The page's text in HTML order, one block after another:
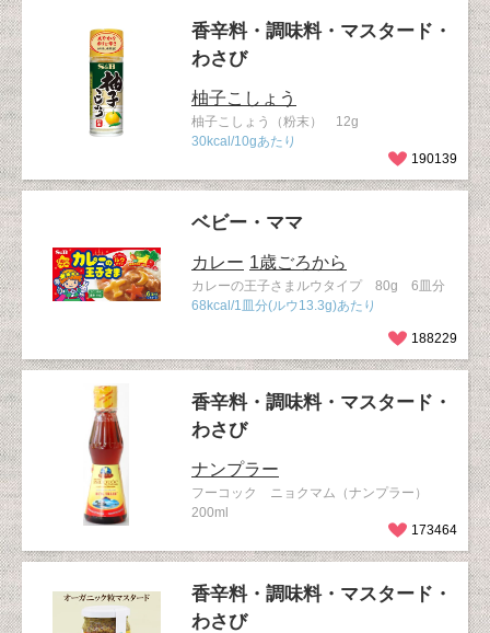
香辛料・調味料・マスタード・
わさび
柚子こしょう
柚子こしょう（粉末） 12g
30kcal/10gあたり
190139
ベビー・ママ
カレー 1歳ごろから
カレーの王子さまルウタイプ 80g 6皿分
68kcal/1皿分(ルウ13.3g)あたり
188229
香辛料・調味料・マスタード・
わさび
ナンプラー
フーコック ニョクマム（ナンプラー）
200ml
173464
香辛料・調味料・マスタード・
わさび